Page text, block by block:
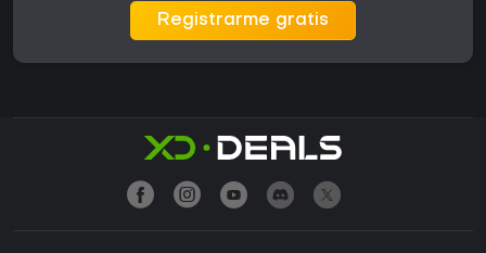
Registrarme gratis